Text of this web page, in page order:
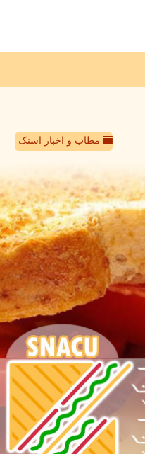
مطاب و اخبار اسنک